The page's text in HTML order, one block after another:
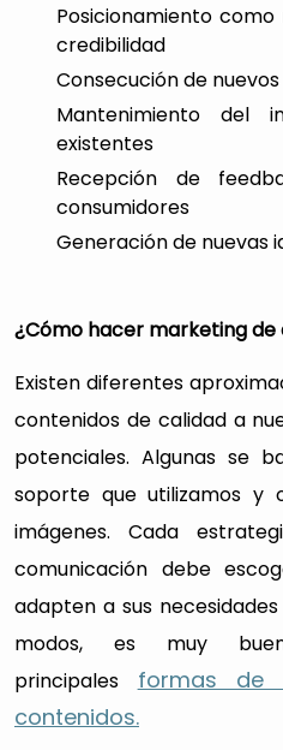
Posicionamiento
credibilidad
Consecución de
Mantenimiento del
existentes
Recepción de
consumidores
Generación de nuevas
¿Cómo hacer marketing de
Existen diferentes
contenidos de calidad a
potenciales. Algunas se
soporte que utilizamos
imágenes. Cada
comunicación debe
adapten a sus
modos, es muy
principales formas de
contenidos.